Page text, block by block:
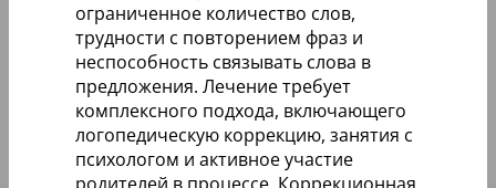
ограниченное количество слов,
трудности с повторением фраз и
неспособность связывать слова в
предложения. Лечение требует
комплексного подхода, включающего
логопедическую коррекцию, занятия с
психологом и активное участие
родителей в процессе. Коррекционная